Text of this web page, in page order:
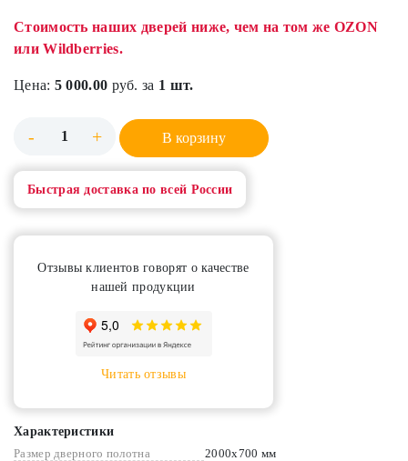
Стоимость наших дверей ниже, чем на том же OZON
или Wildberries.
Цена: 5 000.00 руб. за 1 шт.
- + В корзину
Быстрая доставка по всей России
Отзывы клиентов говорят о качестве
нашей продукции
Читать отзывы
Характеристики
Размер дверного полотна
2000x700 мм